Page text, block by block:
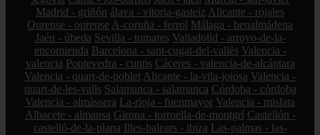
Madrid - griñón álava - vitoria-gasteiz Alicante - rojales
Ourense - ourense A-coruña - ferrol Málaga - benalmádena
Jaén - úbeda Sevilla - tomares Valladolid - arroyo-de-la-
encomienda Barcelona - sant-cugat-del-vallès Valencia -
valencia Pontevedra - cuntis Cáceres - valencia-de-alcántara
Valencia - quart-de-poblet Alicante - la-vila-joiosa Valencia -
quart-de-les-valls Salamanca - salamanca Córdoba - córdoba
Valencia - almàssera La-rioja - fuenmayor Valencia - mislata
Albacete - almansa Girona - torroella-de-montgrí Castellón -
castelló-de-la-plana Illes-balears - ibiza Las-palmas - las-